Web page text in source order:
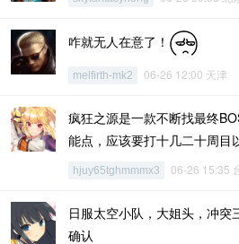
咋就无人在意了！
melfirth-mk2 06-26 12:00 天津
疯狂之源是一款不断找最终
能点，应该要打十几二十周目
hjuy65tghmmmx3 06-26 15:35
日服太空小队，大姐头，冲
确认